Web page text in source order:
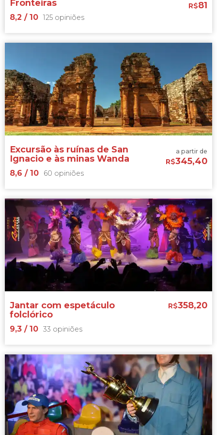
Fronteiras
8,2 / 10 125 opiniões
R$81
125 opiniões
Desfrute de paisagens únicas enquanto
passeamos por três países ao mesmo
tempo
Excursão às ruínas de San
Ignacio e às minas Wanda
8,6 / 10 60 opiniões
a partir de
R$345,40
8,6


60 opiniões
antiga missão jesuítica de San Ignacio
minas de Wanda
Jantar com espetáculo
folclórico
9,3 / 10 33 opiniões
R$358,20
9,3


33 opiniões
Samba, tangos, mariachis mexicanos
folclore latino